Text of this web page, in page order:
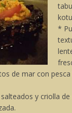
*
de mar con pesca
y criolla